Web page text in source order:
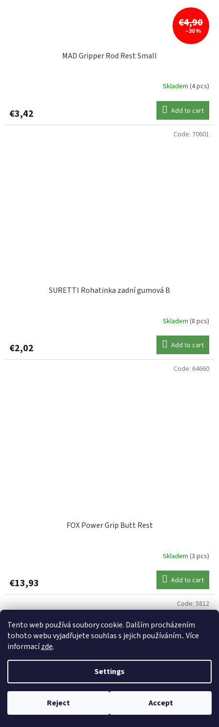
Tento web používá soubory cookie. Dalším procházením
tohoto webu vyjadřujete souhlas s jejich používáním.. Více
informacízde.
Settings
Reject Accept
€4,90
–30 %
MAD Gripper Rod Rest Small
Skladem (4 pcs)
€3,42 Add to cart
SURETTI Rohatinka zadní gumová B
Skladem (8 pcs)
€2,02 Add to cart
Code: 70601
FOX Power Grip Butt Rest
Skladem (3 pcs)
€13,93 Add to cart
Code: 64660
Code:5812